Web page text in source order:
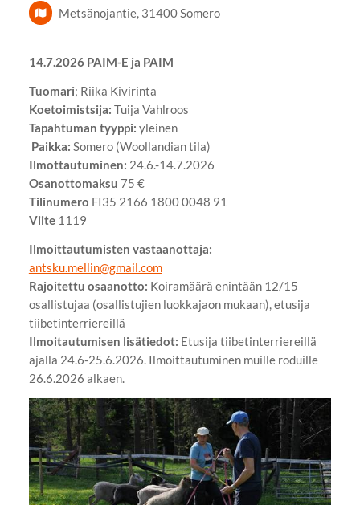
Metsänojantie, 31400 Somero
14.7.2026 PAIM-E ja PAIM
Tuomari; Riika Kivirinta
Koetoimistsija: Tuija Vahlroos
Tapahtuman tyyppi: yleinen
Paikka: Somero (Woollandian tila)
Ilmottautuminen: 24.6.-14.7.2026
Osanottomaksu 75 €
Tilinumero FI35 2166 1800 0048 91
Viite 1119
Ilmoittautumisten vastaanottaja:
antsku.mellin@gmail.com
Rajoitettu osaanotto: Koiramäärä enintään 12/15
osallistujaa (osallistujien luokkajaon mukaan), etusija
tiibetinterriereillä
Ilmoitautumisen lisätiedot: Etusija tiibetinterriereillä
ajalla 24.6-25.6.2026. Ilmoittautuminen muille roduille
26.6.2026 alkaen.